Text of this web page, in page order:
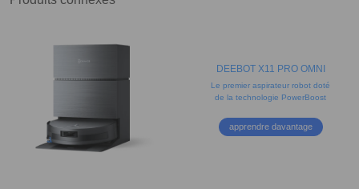
DEEBOT X11 PRO OMNI
Le premier aspirateur robot doté
de la technologie PowerBoost
apprendre davantage